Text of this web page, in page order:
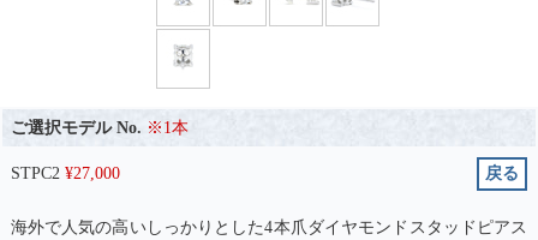
ご選択モデル No. ※1本
STPC2 ¥27,000 戻る
海外で人気の高いしっかりとした4本爪ダイヤモンドスタッドピアス